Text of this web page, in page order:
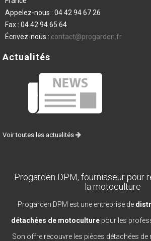
Appelez-nous : 04 42 94 67 26
Fax : 04 42 94 65 64
Écrivez-nous : contact@progarden.fr
Actualités
Voir toutes les actualités
Progarden DPM, fournisseur pour
la motoculture
Progarden DPM est une entreprise de
détachées de motoculturepour les
Son offre recouvre les pièces détachées de